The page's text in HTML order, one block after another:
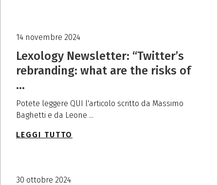
14 novembre 2024
Lexology Newsletter: “Twitter’s
rebranding: what are the risks of
...
Potete leggere QUI l'articolo scritto da Massimo
Baghetti e da Leone ...
LEGGI TUTTO
30 ottobre 2024